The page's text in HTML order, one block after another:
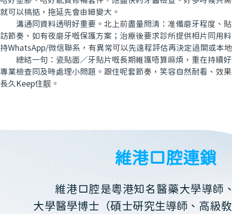
就可以搞掂，拖延先會由細變大。
溝通同資料透明好重要。北上前盡量問清：准備磨牙程度、貼
訪節奏、如有夜磨牙嘅保護方案；治療後要求診所提供相片同用
持WhatsApp/微信聯系，有異常可以先遠程評估再決定過關或本地
總結一句：瓷貼面／牙貼片嘅長期維護唔算麻煩，重在持續好
專業檢查同及時處理小問題。跟住呢套節奏，笑容自然耐看、效
長久Keep住靓。
維港口腔連鎖
維港口腔是粵港知名醫藥大學導師
大學醫學博士（碩士研究生導師、高級